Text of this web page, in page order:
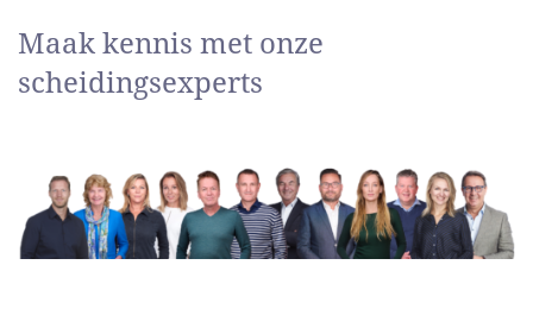
Maak kennis met onze
scheidingsexperts